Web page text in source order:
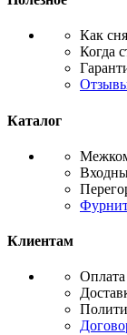
Как
Когда
Каталог
Клиентам
Оплата